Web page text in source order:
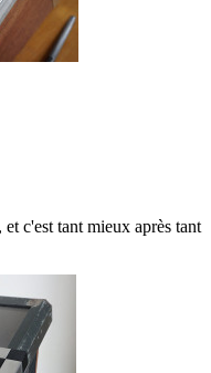
c'est tant mieux après tant